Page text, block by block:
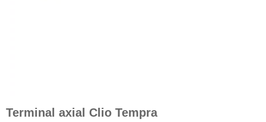
Terminal axial Clio Tempra